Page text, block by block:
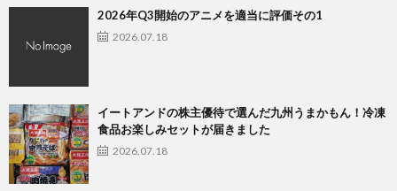
2026年Q3開始のアニメを適当に評価その1
2026.07.18
イートアンドの株主優待で選んだ九州うまかもん！冷凍
食品お楽しみセットが届きました
2026.07.18